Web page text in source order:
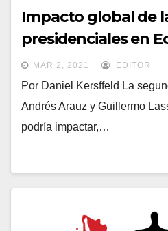
Impacto global de
presidenciales en
MAR 2, 2021 EDITOR
Por Daniel Kersffeld La
Andrés Arauz y Guillermo
podría impactar,…